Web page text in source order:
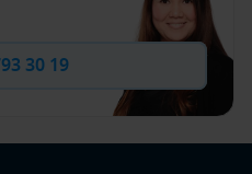
30 19